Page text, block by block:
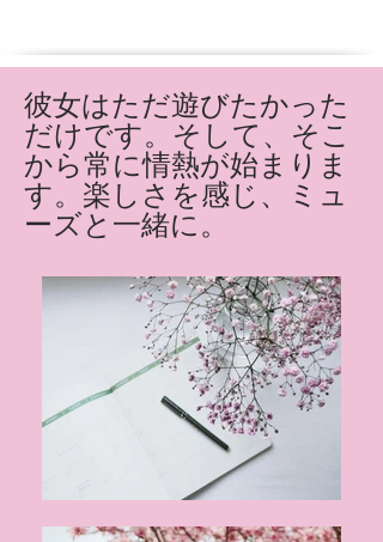
彼女はただ遊びたかった
だけです。そして、そこ
から常に情熱が始まりま
す。楽しさを感じ、ミュ
ーズと一緒に。